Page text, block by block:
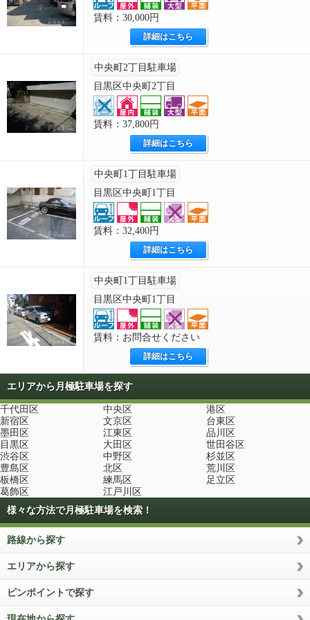
賃料：30,000円
詳細はこちら
中央町2丁目駐車場
目黒区中央町2丁目
賃料：37,800円
詳細はこちら
中央町1丁目駐車場
目黒区中央町1丁目
賃料：32,400円
詳細はこちら
中央町1丁目駐車場
目黒区中央町1丁目
賃料：お問合せください
詳細はこちら
エリアから月極駐車場を探す
千代田区 中央区
港区
新宿区
文京区
台東区
墨田区
江東区
品川区
目黒区
大田区
世田谷区
渋谷区
中野区
杉並区
豊島区
北区
荒川区
板橋区
練馬区
足立区
葛飾区
江戸川区
様々な方法で月極駐車場を検索！
路線から探す
エリアから探す
ピンポイントで探す